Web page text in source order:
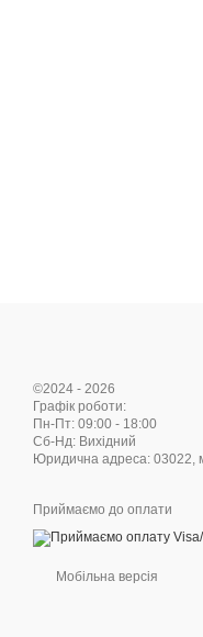
©2024 - 2026
Графік роботи:
Пн-Пт: 09:00 - 18:00
Cб-Нд: Вихідний
Юридична адреса: 03022,
Приймаємо до оплати
Мобільна версія